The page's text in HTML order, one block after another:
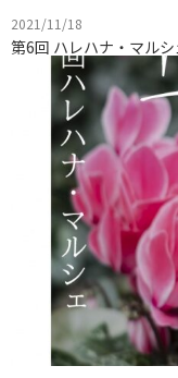
2021/11/18